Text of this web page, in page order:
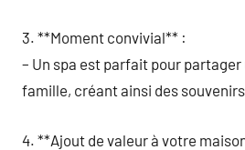
3. **Moment convivial** :
– Un spa est parfait pour
famille, créant ainsi des
4. **Ajout de valeur à votre